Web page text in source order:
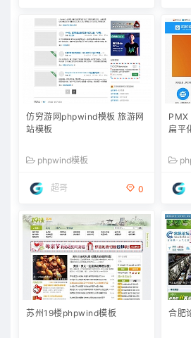
仿穷游网phpwind模板 旅游网
站模板
phpwind模板
超哥 0
PMX
扁平
苏州19楼phpwind模板 合肥